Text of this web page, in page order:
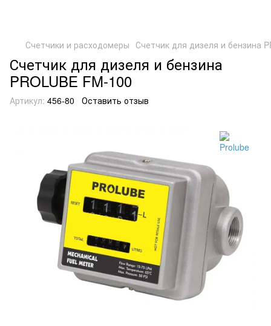
Счетчики и расходомеры Счетчик для дизеля и бензина
Счетчик для дизеля и бензина
PROLUBE FM-100
Артикул: 456-80 Оставить отзыв